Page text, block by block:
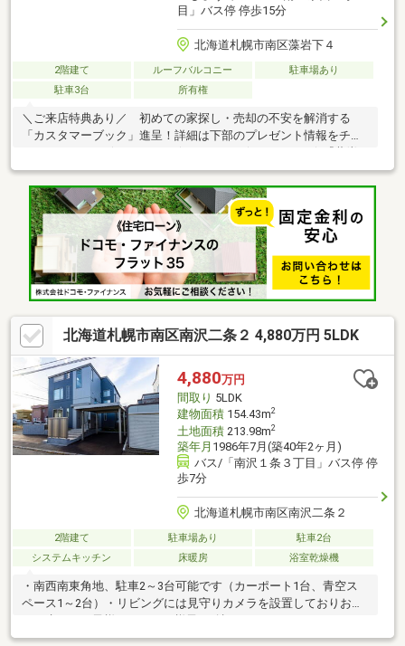
目」バス停 停歩15分
北海道札幌市南区藻岩下４
2階建て ルーフバルコニー
駐車場あり
駐車3台
所有権
＼ご来店特典あり／ 初めての家探し・売却の不安を解消する
「カスタマーブック」進呈！詳細は下部のプレゼント情報をチェ
下4丁目』のオススメＰＯＩＮＴ！・…━━━☆・…━━━☆・…
━━━☆・…━━━☆○高台に位置し、四季折々の山並みや札幌市
街の夜景を望む開放的な眺望○吹抜けから自然光が差し込む約25
帖の明るいLDK○木々の緑を眺めながらゆったり過ごせる広々とし
たお庭○心地よい朝日や美しい日の出を楽しめる2階の約8.5帖洋室
北海道札幌市南区南沢二条２ 4,880万円 5LDK
4,880万円
間取り 5LDK
建物面積154.43m2
土地面積213.98m2
築年月 1986年7月(築40年2ヶ月)
バス/「南沢１条３丁目」バス停 停
歩7分
北海道札幌市南区南沢二条２
2階建て 駐車場あり
駐車2台
システムキッチン
床暖房 浴室乾燥機
・南西南東角地、駐車2～3台可能です（カーポート1台、青空ス
ペース1～2台）・リビングには見守りカメラを設置しておりお出
ス、エアコン（1階リビング、2階脱衣所）、調光、衣類乾燥機